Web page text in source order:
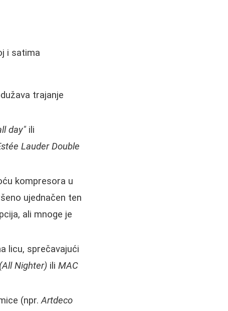
i satima
trajanje
day" ili
Lauder Double
kompresora u
ujednačen ten
ali mnoge je
licu, sprečavajući
Nighter) iliMAC
(npr.Artdeco